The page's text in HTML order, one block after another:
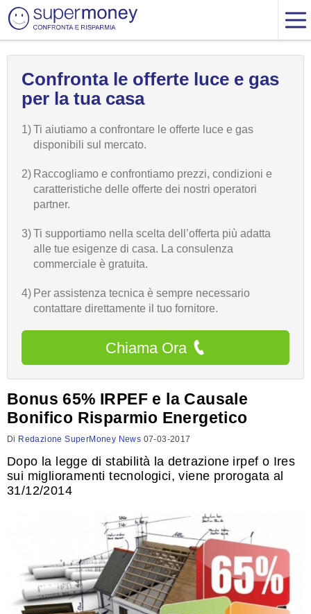
Confronta le offerte luce e gas
per la tua casa
1)Ti aiutiamo a confrontare le offerte luce e gas
disponibili sul mercato.
2) Raccogliamo e confrontiamo prezzi, condizioni e
caratteristiche delle offerte dei nostri operatori
partner.
3)Ti supportiamo nella scelta dell’offerta più adatta
alle tue esigenze di casa. La consulenza
commerciale è gratuita.
4) Per assistenza tecnica è sempre necessario
contattare direttamente il tuo fornitore.
Chiama Ora
Bonus 65% IRPEF e la Causale
Bonifico Risparmio Energetico
Di Redazione SuperMoney News 07-03-2017
Dopo la legge di stabilità la detrazione irpef o Ires
sui miglioramenti tecnologici, viene prorogata al
31/12/2014